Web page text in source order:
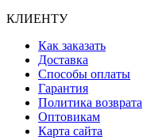
КЛИЕНТУ
Как заказать
Доставка
Способы оплаты
Гарантия
Политика возврата
Оптовикам
Карта сайта